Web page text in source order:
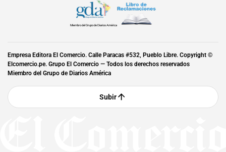
Miembro del Grupo de Diarios América
Empresa Editora El Comercio. Calle Paracas #532, Pueblo Libre. Copyright ©
Elcomercio.pe. Grupo El Comercio — Todos los derechos reservados
Miembro del Grupo de Diarios América
Subir